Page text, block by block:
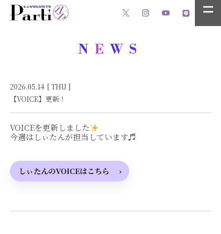
N EWS
2026.05.14 [ THU ]
【VOICE】更新！
VOICEを更新しました
今週はしぃたんが担当しています♬
しぃたんのVOICEはこちら ›